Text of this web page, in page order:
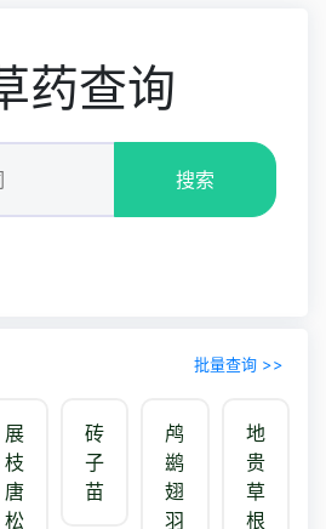
药查询
搜索
批量查询 >>
展
枝
唐
松
砖
子
苗
鸬
鹚
翅
羽
地
贵
草
根